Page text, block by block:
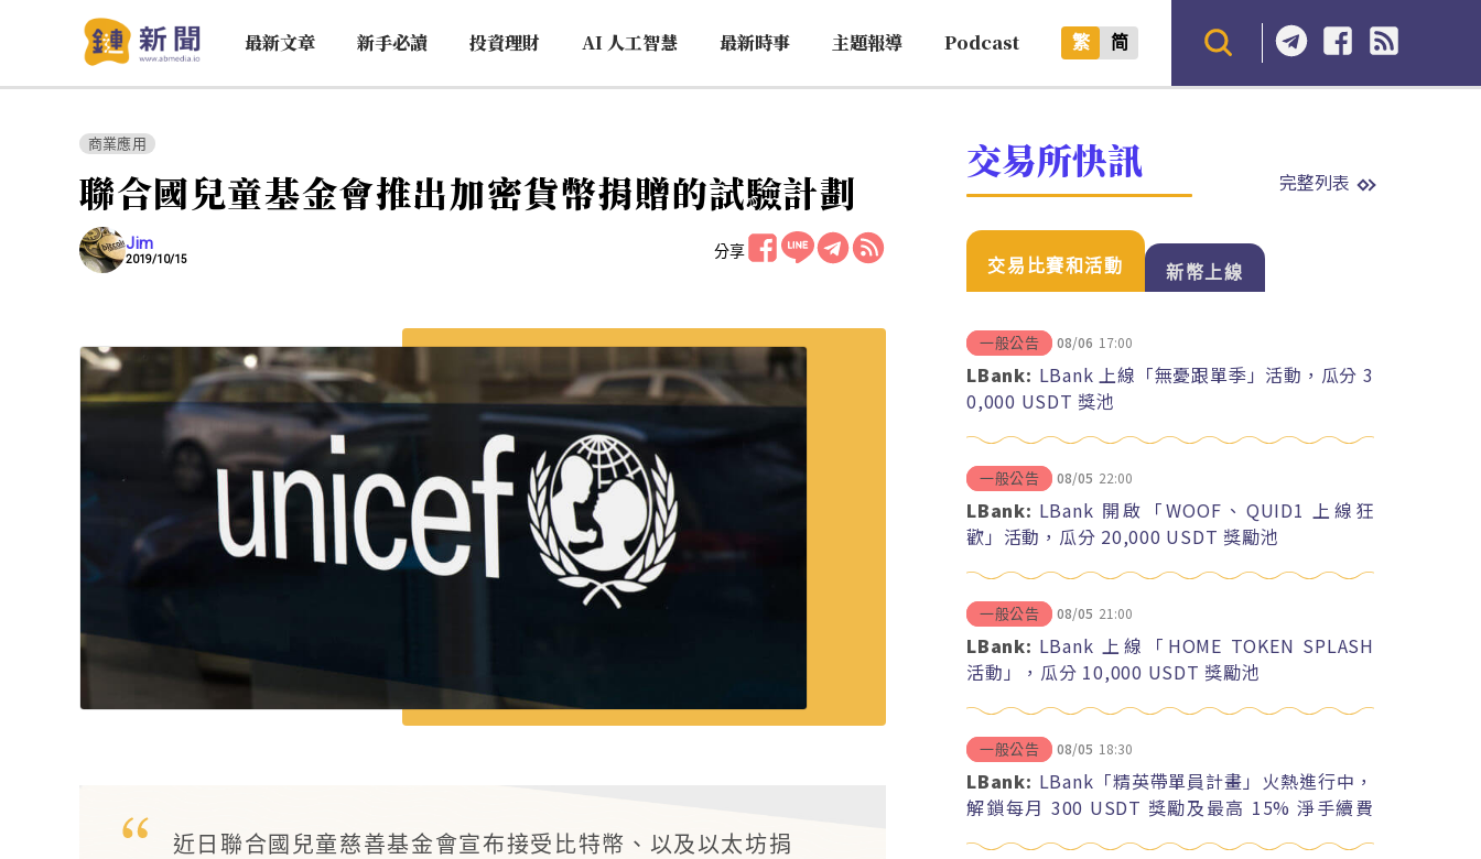
最新文章 新手必讀 投資理財 AI 人工智慧 最新時事 主題報導 Podcast 繁 简
商業應用
聯合國兒童基金會推出加密貨幣捐贈的試驗計劃
Jim
2019/10/15 分享
近日聯合國兒童慈善基金會宣布接受比特幣、以及以太坊捐
交易所快訊 完整列表
交易比賽和活動 新幣上線
一般公告 08/06 17:00
LBank: LBank 上線「無憂跟單季」活動，瓜分 3
0,000 USDT 獎池
一般公告 08/05 22:00
LBank: LBank 開啟「WOOF、QUID1 上線狂
歡」活動，瓜分 20,000 USDT 獎勵池
一般公告 08/05 21:00
LBank: LBank 上線「HOME TOKEN SPLASH
活動」，瓜分 10,000 USDT 獎勵池
一般公告 08/05 18:30
LBank: LBank「精英帶單員計畫」火熱進行中，
解鎖每月 300 USDT 獎勵及最高 15% 淨手續費